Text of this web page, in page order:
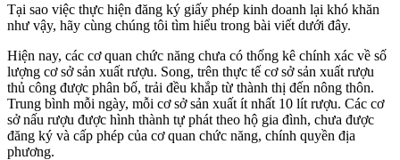
Tại sao việc thực hiện đăng ký giấy phép kinh doanh lại khó khăn
như vậy, hãy cùng chúng tôi tìm hiểu trong bài viết dưới đây.
Hiện nay, các cơ quan chức năng chưa có thống kê chính xác về số
lượng cơ sở sản xuất rượu. Song, trên thực tế cơ sở sản xuất rượu
thủ công được phân bố, trải đều khắp từ thành thị đến nông thôn.
Trung bình mỗi ngày, mỗi cơ sở sản xuất ít nhất 10 lít rượu. Các cơ
sở nấu rượu được hình thành tự phát theo hộ gia đình, chưa được
đăng ký và cấp phép của cơ quan chức năng, chính quyền địa
phương.